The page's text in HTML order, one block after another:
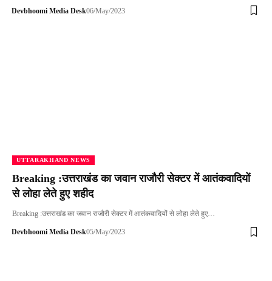
Devbhoomi Media Desk06/May/2023
UTTARAKHAND NEWS
Breaking :उत्तराखंड का जवान राजौरी सेक्टर में आतंकवादियों
से लोहा लेते हुए शहीद
Breaking :उत्तराखंड का जवान राजौरी सेक्टर में आतंकवादियों से लोहा लेते हुए…
Devbhoomi Media Desk05/May/2023